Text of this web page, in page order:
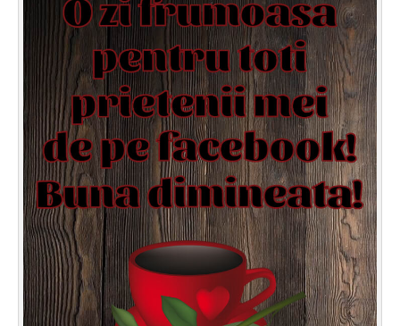
Felicitari muzicale
Felicitari muzicale personalizate
Felicitari animate
Invitatii personalizate
Conecteaza-te